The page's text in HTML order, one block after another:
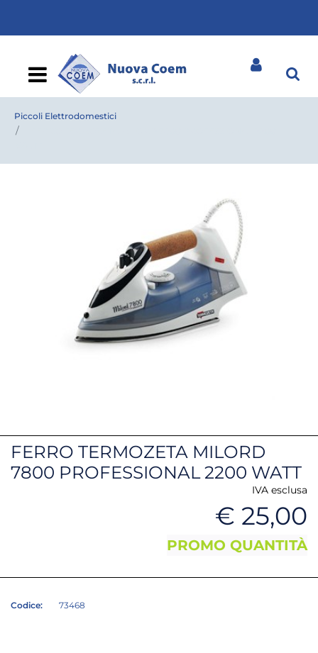
Open
Piccoli Elettrodomestici
FERRO TERMOZETA MILORD
7800 PROFESSIONAL 2200 WATT
IVA esclusa
€ 25,00
PROMO QUANTITÀ
Codice: 73468